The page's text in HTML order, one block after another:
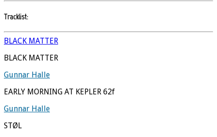
Tracklist:
BLACK MATTER
BLACK MATTER
Gunnar Halle
EARLY MORNING AT KEPLER 62f
Gunnar Halle
STØL